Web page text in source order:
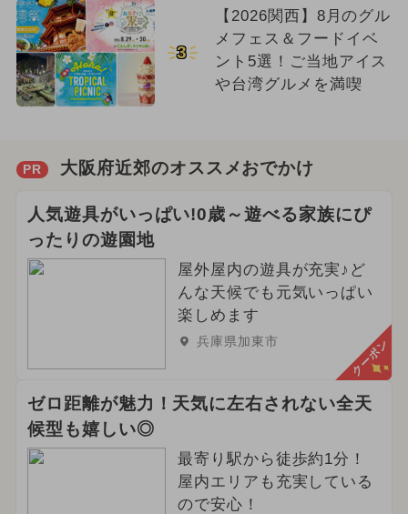
3
【2026関西】8月のグル
メフェス＆フードイベ
ント5選！ご当地アイス
や台湾グルメを満喫
PR 大阪府近郊のオススメおでかけ
人気遊具がいっぱい!0歳～遊べる家族にぴ
ったりの遊園地
屋外屋内の遊具が充実♪ど
んな天候でも元気いっぱい
楽しめます
兵庫県加東市 クーポン
ゼロ距離が魅力！天気に左右されない全天
候型も嬉しい◎
最寄り駅から徒歩約1分！
屋内エリアも充実している
ので安心！